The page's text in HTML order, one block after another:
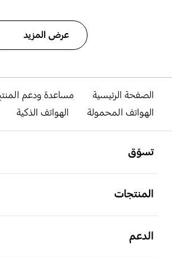
عرض المزيد
الصفحة الرئيسية
مساعدة ودعم
الهواتف المحمولة
الهواتف الذكية
تسوّق
المنتجات
الدعم